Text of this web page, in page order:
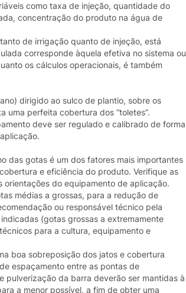
como taxa de injeção, quantidade do
concentração do produto na água de
de irrigação quanto de injeção, está
corresponde àquela efetiva no sistema ou
os cálculos operacionais, é também
dirigido ao sulco de plantio, sobre os
uma perfeita cobertura dos “toletes”.
deve ser regulado e calibrado de forma
das gotas é um dos fatores mais importantes
e eficiência do produto. Verifique as
orientações do equipamento de aplicação.
médias a grossas, para a redução de
ou responsável técnico pela
(gotas grossas a extremamente
para a cultura, equipamento e
boa sobreposição dos jatos e cobertura
espaçamento entre as pontas de
pulverização da barra deverão ser mantidas à
a menor possível, a fim de obter uma